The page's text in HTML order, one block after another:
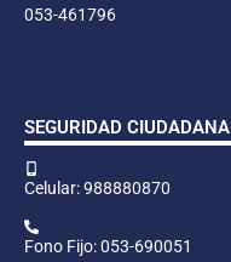
053-461796
SEGURIDAD CIUDADANA
Celular: 988880870
Fono Fijo: 053-690051